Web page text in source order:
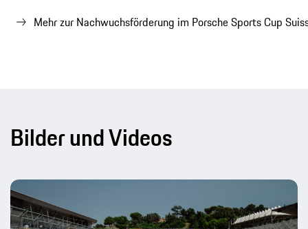
Mehr zur Nachwuchsförderung im Porsche Sports Cup
Bilder und Videos